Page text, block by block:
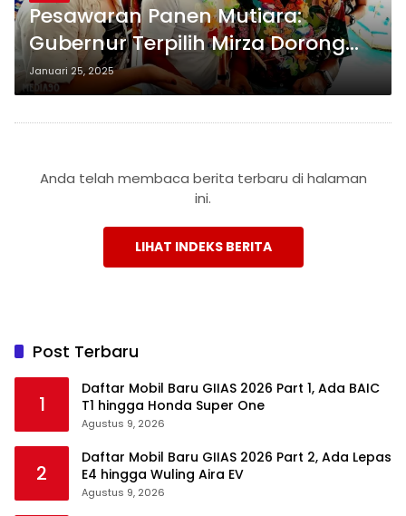
Pesawaran Panen Mutiara:
Gubernur Terpilih Mirza Dorong
Lampung Jadi Ikon Wisata Bahari
Januari 25, 2025
Anda telah membaca berita terbaru di halaman
ini.
LIHAT INDEKS BERITA
Post Terbaru
1
Daftar Mobil Baru GIIAS 2026 Part 1, Ada BAIC
T1 hingga Honda Super One
Agustus 9, 2026
2
Daftar Mobil Baru GIIAS 2026 Part 2, Ada Lepas
E4 hingga Wuling Aira EV
Agustus 9, 2026